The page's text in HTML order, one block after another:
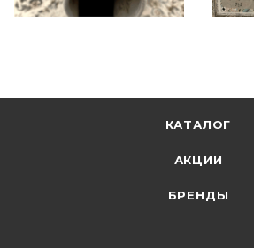
КАТАЛОГ
АКЦИИ
БРЕНДЫ